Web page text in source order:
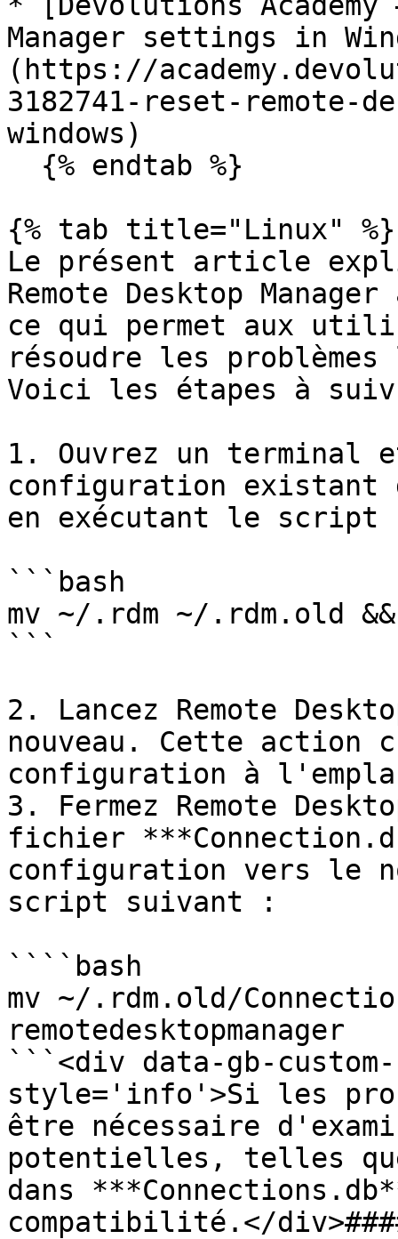
Manager settings in
(https://
3182741-reset-remote-
windows)
{% tab title="Linux" %}
Le présent article
Remote Desktop
ce qui permet aux
résoudre les
Voici les étapes à
1. Ouvrez un terminal
configuration existant
en exécutant le script
```bash
mv ~/.rdm ~/.rdm.old &&
```
2. Lancez Remote
nouveau. Cette action
configuration à
3. Fermez Remote
fichier
configuration vers le
script suivant :
````bash
mv ~/.rdm.old/
remotedesktopmanager
```<div data-gb-
style='info'>Si les
être nécessaire
potentielles, telles que
dans
compatibilité.</